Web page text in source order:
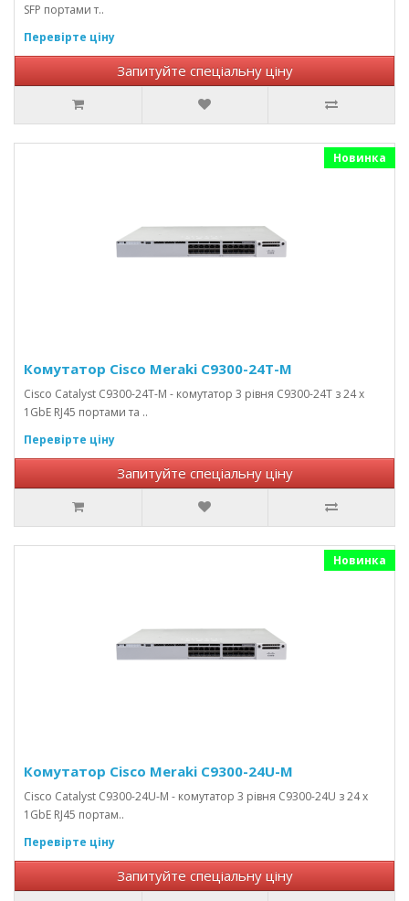
SFP портами т..
Перевірте ціну
Запитуйте спеціальну ціну
Новинка
Комутатор Cisco Meraki C9300-24T-M
Cisco Catalyst C9300-24T-M - комутатор 3 рівня C9300-24T з 24 x
1GbE RJ45 портами та ..
Перевірте ціну
Запитуйте спеціальну ціну
Новинка
Комутатор Cisco Meraki C9300-24U-M
Cisco Catalyst C9300-24U-M - комутатор 3 рівня C9300-24U з 24 x
1GbE RJ45 портам..
Перевірте ціну
Запитуйте спеціальну ціну